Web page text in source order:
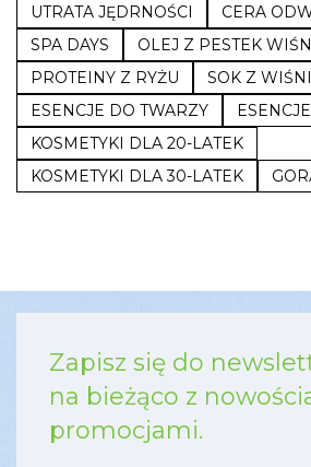
UTRATA JĘDRNOŚCI
CERA
SPA DAYS
OLEJ Z PESTEK
PROTEINY Z RYŻU
SOK Z WIŚNI
ESENCJE DO TWARZY
KOSMETYKI DLA 20-LATEK
KOSMETYKI DLA 30-LATEK
Zapisz się do
na bieżąco z
promocjami.